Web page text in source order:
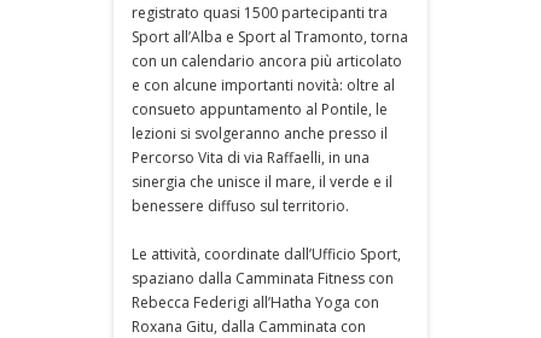
registrato quasi 1500 partecipanti tra
Sport all’Alba e Sport al Tramonto, torna
con un calendario ancora più articolato
e con alcune importanti novità: oltre al
consueto appuntamento al Pontile, le
lezioni si svolgeranno anche presso il
Percorso Vita di via Raffaelli, in una
sinergia che unisce il mare, il verde e il
benessere diffuso sul territorio.
Le attività, coordinate dall’Ufficio Sport,
spaziano dalla Camminata Fitness con
Rebecca Federigi all’Hatha Yoga con
Roxana Gitu, dalla Camminata con